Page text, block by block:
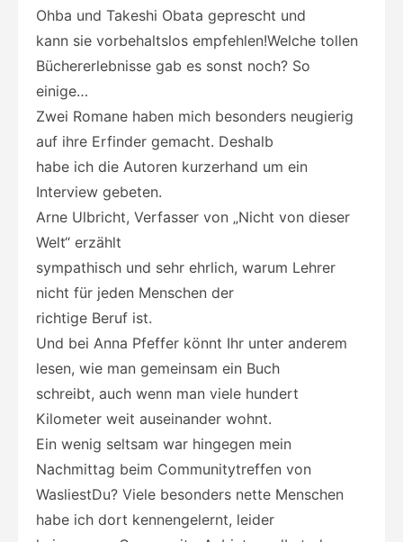
Ohba und Takeshi Obata geprescht und
kann sie vorbehaltslos empfehlen!Welche tollen
Büchererlebnisse gab es sonst noch? So
einige…
Zwei Romane haben mich besonders neugierig
auf ihre Erfinder gemacht. Deshalb
habe ich die Autoren kurzerhand um ein
Interview gebeten.
Arne Ulbricht, Verfasser von „Nicht von dieser
Welt“ erzählt
sympathisch und sehr ehrlich, warum Lehrer
nicht für jeden Menschen der
richtige Beruf ist.
Und bei Anna Pfeffer könnt Ihr unter anderem
lesen, wie man gemeinsam ein Buch
schreibt, auch wenn man viele hundert
Kilometer weit auseinander wohnt.
Ein wenig seltsam war hingegen mein
Nachmittag beim Communitytreffen von
WasliestDu? Viele besonders nette Menschen
habe ich dort kennengelernt, leider